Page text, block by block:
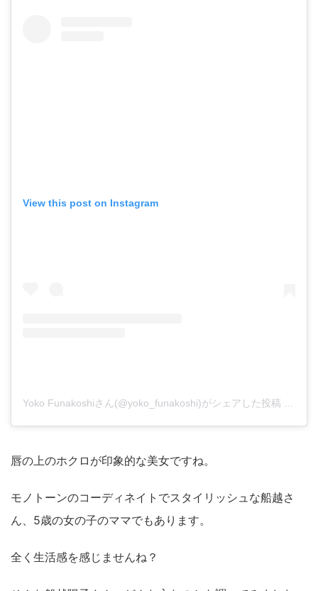
View this post on Instagram
Yoko Funakoshiさん(@yoko_funakoshi)がシェアした投稿 2019
唇の上のホクロが印象的な美女ですね。
モノトーンのコーディネイトでスタイリッシュな船越さ
ん、5歳の女の子のママでもあります。
全く生活感を感じませんね？